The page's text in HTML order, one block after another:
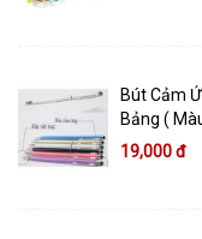
Bút Cảm
Bảng (
19,000 đ